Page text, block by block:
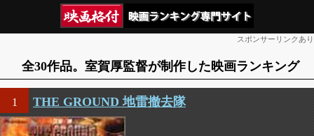
スポンサーリンクあり
全30作品。室賀厚監督が制作した映画ランキング
1 THE GROUND 地雷撤去隊